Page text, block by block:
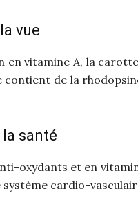
vue
en vitamine A, la
contient de la
santé
oxydants et en
cardio-